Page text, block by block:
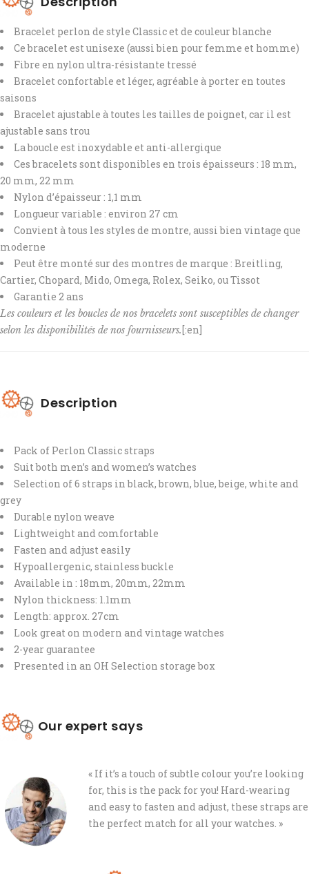
Bracelet perlon de style Classic et de couleur blanche
Ce bracelet est unisexe (aussi bien pour femme et homme)
Fibre en nylon ultra-résistante tressé
Bracelet confortable et léger, agréable à porter en toutes
saisons
Bracelet ajustable à toutes les tailles de poignet, car il est
ajustable sans trou
La boucle est inoxydable et anti-allergique
Ces bracelets sont disponibles en trois épaisseurs : 18 mm,
20 mm, 22 mm
Nylon d’épaisseur : 1,1 mm
Longueur variable : environ 27 cm
Convient à tous les styles de montre, aussi bien vintage que
moderne
Peut être monté sur des montres de marque : Breitling,
Cartier, Chopard, Mido, Omega, Rolex, Seiko, ou Tissot
Garantie 2 ans
Les couleurs et les boucles de nos bracelets sont susceptibles de changer
selon les disponibilités de nos fournisseurs.[:en]
Description
Pack of Perlon Classic straps
Suit both men’s and women’s watches
Selection of 6 straps in black, brown, blue, beige, white and
grey
Durable nylon weave
Lightweight and comfortable
Fasten and adjust easily
Hypoallergenic, stainless buckle
Available in : 18mm, 20mm, 22mm
Nylon thickness: 1.1mm
Length: approx. 27cm
Look great on modern and vintage watches
2-year guarantee
Presented in an OH Selection storage box
Our expert says
« If it’s a touch of subtle colour you’re looking
for, this is the pack for you! Hard-wearing
and easy to fasten and adjust, these straps are
the perfect match for all your watches. »